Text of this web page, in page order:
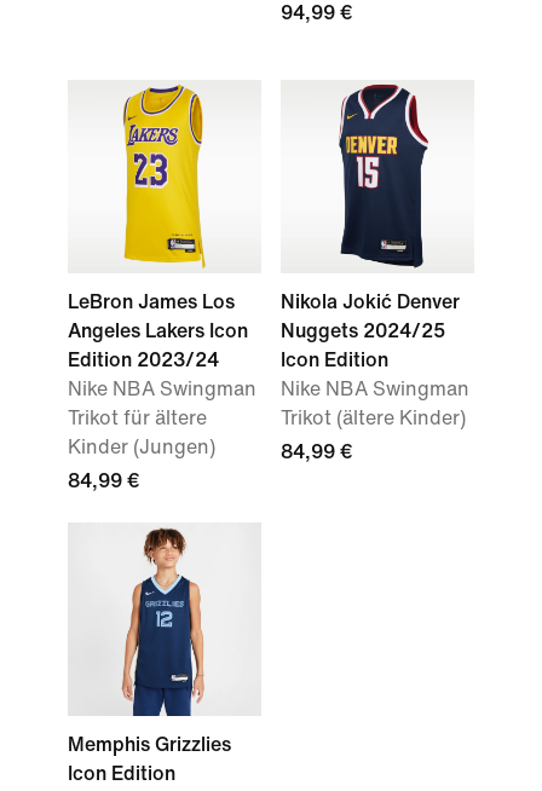
94,99 €
LeBron James Los
Angeles Lakers Icon
Edition 2023/24
Nike NBA Swingman
Trikot für ältere
Kinder (Jungen)
84,99 €
Nikola Jokić Denver
Nuggets 2024/25
Icon Edition
Nike NBA Swingman
Trikot (ältere Kinder)
84,99 €
Memphis Grizzlies
Icon Edition